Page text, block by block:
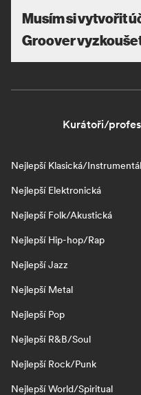
Musím si vytvořit
Groover
Kurátoři/
Nejlepší Klasická/
Nejlepší Elektronická
Nejlepší Folk/Akustická
Nejlepší Hip-hop/Rap
Nejlepší Jazz
Nejlepší Metal
Nejlepší Pop
Nejlepší R&B/Soul
Nejlepší Rock/Punk
Nejlepší World/Spiritual